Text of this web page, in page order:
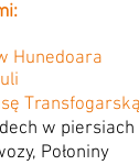
Hunedoara
Transfogarską
w piersiach
Połoniny